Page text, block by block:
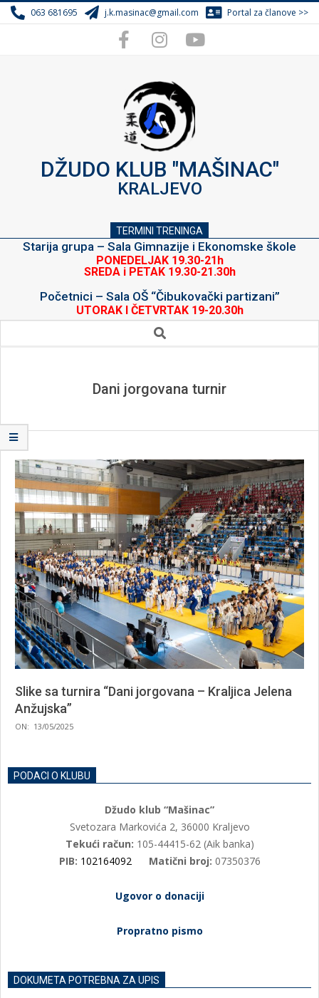
Skip
to
063 681695 j.k.masinac@gmail.com Portal za članove >>
DŽUDO KLUB "MAŠINAC"
KRALJEVO
TERMINI TRENINGA
Starija grupa – Sala Gimnazije i Ekonomske škole
PONEDELJAK 19.30-21h
SREDA i PETAK 19.30-21.30h
Početnici – Sala OŠ “Čibukovački partizani”
UTORAK I ČETVRTAK 19-20.30h
Search
Dani jorgovana turnir
Slike sa turnira “Dani jorgovana – Kraljica Jelena
Anžujska”
2025-
ON: 13/05/2025
PODACI O KLUBU
Džudo klub “Mašinac”
Svetozara Markovića 2, 36000 Kraljevo
Tekući račun: 105-44415-62 (Aik banka)
PIB: 102164092 Matični broj: 07350376
Ugovor o donaciji
Propratno pismo
DOKUMETA POTREBNA ZA UPIS